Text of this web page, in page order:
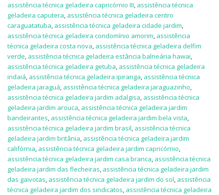
assistência técnica geladeira capricórnio III, assistência técnica
geladeira caputera, assistência técnica geladeira centro
caraguatatuba, assistência técnica geladeira cidade jardim,
assistência técnica geladeira condomínio amorim, assistência
técnica geladeira costa nova, assistência técnica geladeira delfim
verde, assistência técnica geladeira estância balneária hawai,
assistência técnica geladeira getuba, assistência técnica geladeira
indaiá, assistência técnica geladeira ipiranga, assistência técnica
geladeira jaraguá, assistência técnica geladeira jaraguazinho,
assistência técnica geladeira jardim adalgisa, assistência técnica
geladeira jardim arouca, assistência técnica geladeira jardim
bandeirantes, assistência técnica geladeira jardim bela vista,
assistência técnica geladeira jardim brasil, assistência técnica
geladeira jardim britânia, assistência técnica geladeira jardim
califórnia, assistência técnica geladeira jardim capricórnio,
assistência técnica geladeira jardim casa branca, assistência técnica
geladeira jardim das flecheiras, assistência técnica geladeira jardim
das gaivotas, assistência técnica geladeira jardim do sol, assistência
técnica geladeira jardim dos sindicatos, assistência técnica geladeira